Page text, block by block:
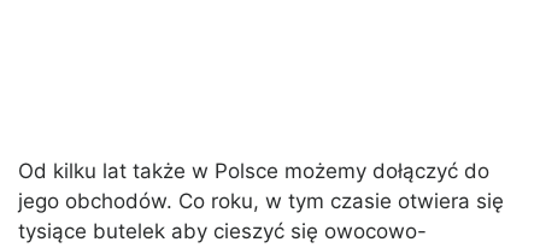
Od kilku lat także w Polsce możemy dołączyć do
jego obchodów. Co roku, w tym czasie otwiera się
tysiące butelek aby cieszyć się owocowo-